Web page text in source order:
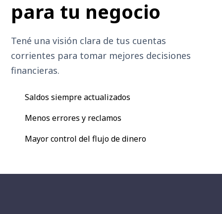
para tu negocio
Tené una visión clara de tus cuentas
corrientes para tomar mejores decisiones
financieras.
Saldos siempre actualizados
Menos errores y reclamos
Mayor control del flujo de dinero